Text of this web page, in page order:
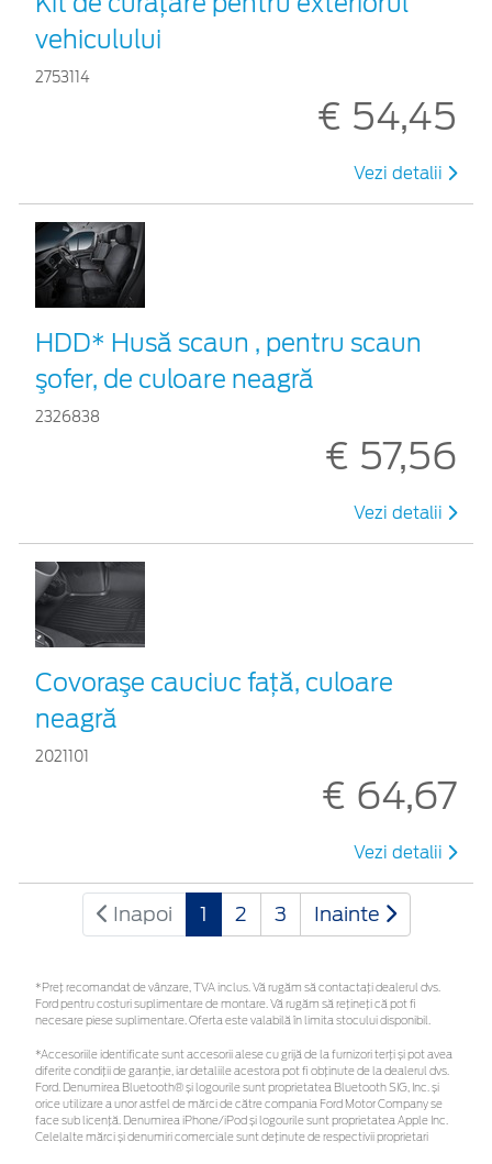
vehiculului
2753114
€ 54,45
Vezi detalii
HDD* Husă scaun , pentru scaun
şofer, de culoare neagră
2326838
€ 57,56
Vezi detalii
Covoraşe cauciuc faţă, culoare
neagră
2021101
€ 64,67
Vezi detalii
Inapoi 1 2 3 Inainte
*Preţ recomandat de vânzare, TVA inclus. Vă rugăm să contactaţi dealerul dvs.
Ford pentru costuri suplimentare de montare. Vă rugăm să rețineți că pot fi
necesare piese suplimentare. Oferta este valabilă în limita stocului disponibil.
*Accesoriile identificate sunt accesorii alese cu grijă de la furnizori terți și pot avea
diferite condiții de garanție, iar detaliile acestora pot fi obținute de la dealerul dvs.
Ford. Denumirea Bluetooth® și logourile sunt proprietatea Bluetooth SIG, Inc. și
orice utilizare a unor astfel de mărci de către compania Ford Motor Company se
face sub licență. Denumirea iPhone/iPod și logourile sunt proprietatea Apple Inc.
Celelalte mărci și denumiri comerciale sunt deținute de respectivii proprietari